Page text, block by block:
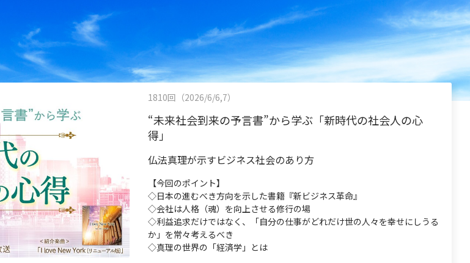
1810回（2026/6/6,7）
“未来社会到来の予言書”から学ぶ「新時代の社会人の心
得」
仏法真理が示すビジネス社会のあり方
【今回のポイント】
◇日本の進むべき方向を示した書籍『新ビジネス革命』
◇会社は人格（魂）を向上させる修行の場
◇利益追求だけではなく、「自分の仕事がどれだけ世の人々を幸せにしうる
か」を常々考えるべき
◇真理の世界の「経済学」とは